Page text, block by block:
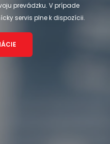
prevádzku. V prípade
servis plne k dispozícii.